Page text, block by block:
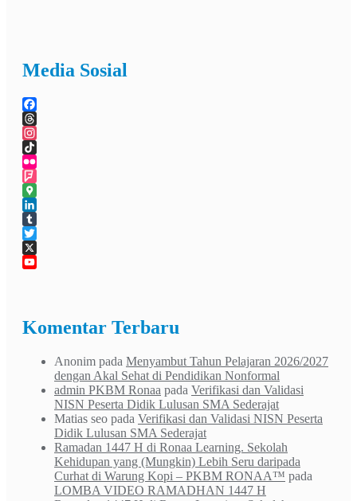
Media Sosial
Facebook
Threads
Instagram
TikTok
Flickr
Foursquare
Google
Maps
LinkedIn
Tumblr
Twitter
X
Komentar Terbaru
Anonim pada Menyambut Tahun Pelajaran 2026/2027
dengan Akal Sehat di Pendidikan Nonformal
admin PKBM Ronaa pada Verifikasi dan Validasi
NISN Peserta Didik Lulusan SMA Sederajat
Matias seo pada Verifikasi dan Validasi NISN Peserta
Didik Lulusan SMA Sederajat
Ramadan 1447 H di Ronaa Learning. Sekolah
Kehidupan yang (Mungkin) Lebih Seru daripada
Curhat di Warung Kopi – PKBM RONAA™ pada
LOMBA VIDEO RAMADHAN 1447 H